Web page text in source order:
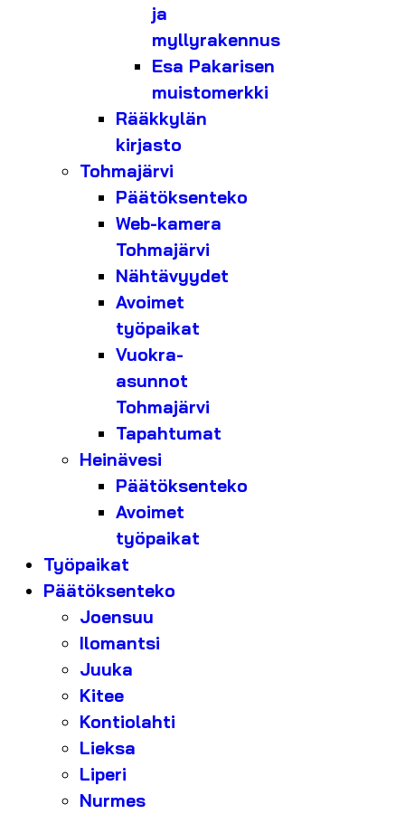
ja
myllyrakennus
Esa Pakarisen
muistomerkki
Rääkkylän
kirjasto
Tohmajärvi
Päätöksenteko
Web-kamera
Tohmajärvi
Nähtävyydet
Avoimet
työpaikat
Vuokra-
asunnot
Tohmajärvi
Tapahtumat
Heinävesi
Päätöksenteko
Avoimet
työpaikat
Työpaikat
Päätöksenteko
Joensuu
Ilomantsi
Juuka
Kitee
Kontiolahti
Lieksa
Liperi
Nurmes